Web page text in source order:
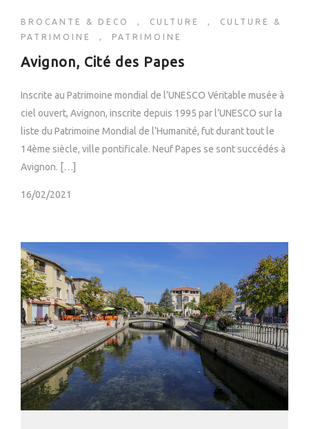
BROCANTE & DECO , CULTURE , CULTURE &
PATRIMOINE
, PATRIMOINE
Avignon, Cité des Papes
Inscrite au Patrimoine mondial de l’UNESCO Véritable musée à
ciel ouvert, Avignon, inscrite depuis 1995 par l’UNESCO sur la
liste du Patrimoine Mondial de l’Humanité, fut durant tout le
14ème siècle, ville pontificale. Neuf Papes se sont succédés à
Avignon. […]
16/02/2021